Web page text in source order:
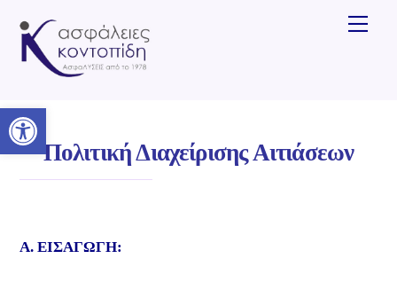
Ανοίξτε τη γραμμή εργαλείων
content
Πολιτική Διαχείρισης Αιτιάσεων
Α. ΕΙΣΑΓΩΓΗ: